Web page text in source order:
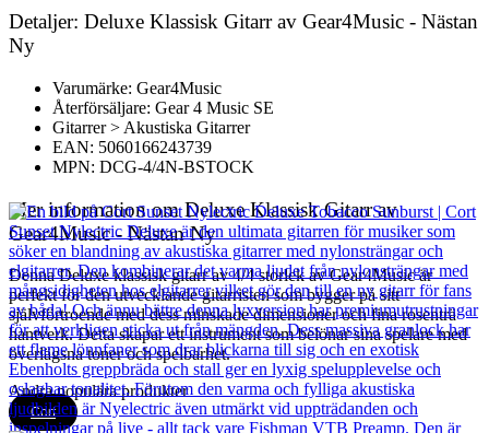
Detaljer: Deluxe Klassisk Gitarr av Gear4Music - Nästan
Ny
Varumärke: Gear4Music
Återförsäljare: Gear 4 Music SE
Gitarrer > Akustiska Gitarrer
EAN: 5060166243739
MPN: DCG-4/4N-BSTOCK
Mer information om Deluxe Klassisk Gitarr av
Gear4Music - Nästan Ny
Denna Deluxe klassisk gitarr av 4/4 storlek av Gear4Music är
perfekt för den utvecklande gitarristen som bygger på sitt
självförtroende med dess minskade dimensioner och fina rosenträ
hantverk. Detta skapar ett instrument som belönar sina spelare med
överlägsna toner och spelbarhet.
Andra populära produkter
Cort